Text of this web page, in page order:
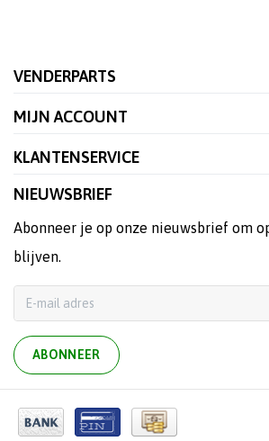
VENDERPARTS
MIJN ACCOUNT
KLANTENSERVICE
NIEUWSBRIEF
Abonneer je op onze nieuwsbrief om
blijven.
ABONNEER